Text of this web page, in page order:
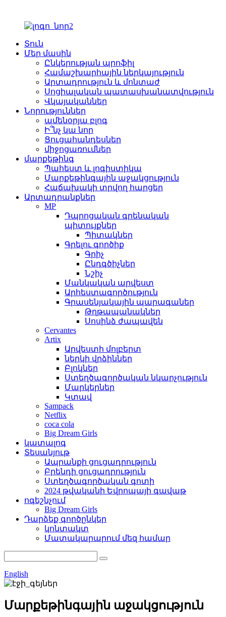
Տուն
Մեր մասին
Ընկերության պրոֆիլ
Համաշխարհային ներկայություն
Արտադրություն և մոնտաժ
Սոցիալական պատասխանատվություն
Վկայականներ
Նորություններ
ամենօրյա բլոգ
Ի՞նչ կա նոր
Ցուցահանդեսներ
միջոցառումներ
մարքեթինգ
Պահեստ և լոգիստիկա
Մարքեթինգային աջակցություն
Հաճախակի տրվող հարցեր
Արտադրանքներ
MP
Դպրոցական գրենական
պիտույքներ
Պիտակներ
Գրելու գործիք
Գրիչ
Ընդգծիչներ
Նշիչ
Մանկական արվեստ
Արհեստագործություն
Գրասենյակային պարագաներ
Թղթապանակներ
Սոսինձ ժապավեն
Cervantes
Artix
Արվեստի մոլբերտ
ներկի վրձիններ
Բլոկներ
Ստեղծագործական նկարչություն
Մարկերներ
Կտավ
Sampack
Netflix
coca cola
Big Dream Girls
կատալոգ
Տեսանյութ
Ապրանքի ցուցադրություն
Բրենդի ցուցադրություն
Ստեղծագործական գոտի
2024 թվականի Եվրոպայի գավաթ
ոգեշնչում
Big Dream Girls
Դարձեք գործընկեր
կոնտակտ
Մատակարարում մեզ համար
English
Մարքեթինգային աջակցություն